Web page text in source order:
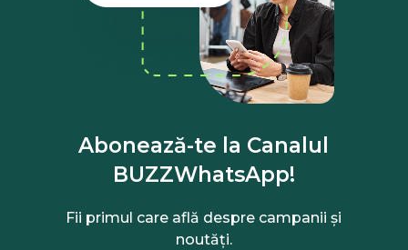
Abonează-te la Canalul
BUZZWhatsApp!
Fii primul care află despre campanii și
noutăți.